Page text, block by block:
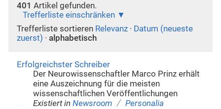
401 Artikel gefunden.
Trefferliste einschränken
Trefferliste sortieren Relevanz · Datum (neueste
zuerst) · alphabetisch
Erfolgreichster Schreiber
Der Neurowissenschaftler Marco Prinz erhält
eine Auszeichnung für die meisten
wissenschaftlichen Veröffentlichungen
Existiert in Newsroom / Personalia